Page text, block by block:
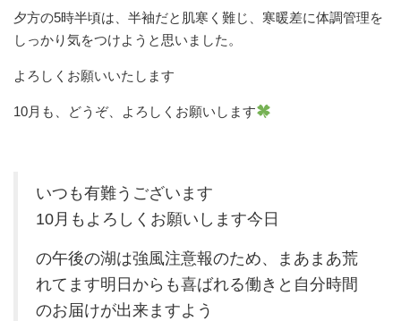
夕方の5時半頃は、半袖だと肌寒く難じ、寒暖差に体調管理を
しっかり気をつけようと思いました。
よろしくお願いいたします
10月も、どうぞ、よろしくお願いします
いつも有難うございます
10月もよろしくお願いします今日
の午後の湖は強風注意報のため、まあまあ荒
れてます明日からも喜ばれる働きと自分時間
のお届けが出来ますよう